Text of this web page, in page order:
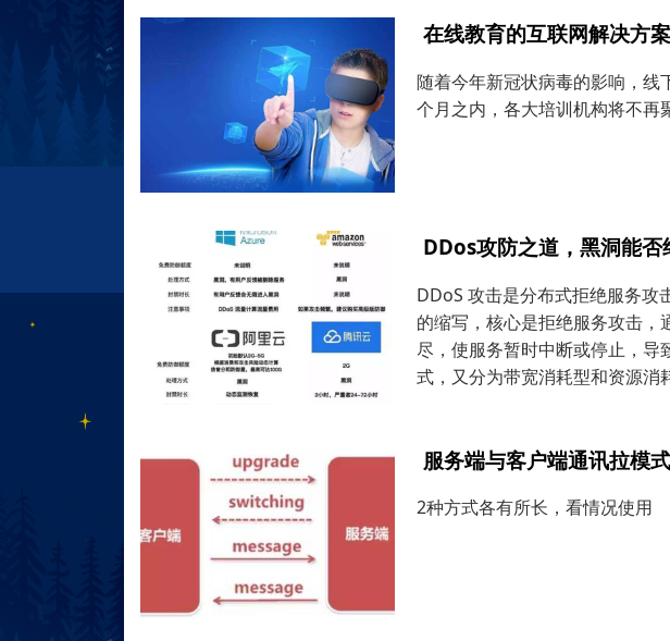
在线教育的互联网解决方案
随着今年新冠状病毒的影响，
个月之内，各大培训机构将不再
DDos攻防之道，黑洞能
DDoS 攻击是分布式拒绝服务
的缩写，核心是拒绝服务攻击
尽，使服务暂时中断或停止，
式，又分为带宽消耗型和资源消
服务端与客户端通讯拉模
2种方式各有所长，看情况使用